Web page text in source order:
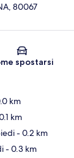
Mappa
80067
spostarsi
km
km
- 0.2 km
- 0.3 km